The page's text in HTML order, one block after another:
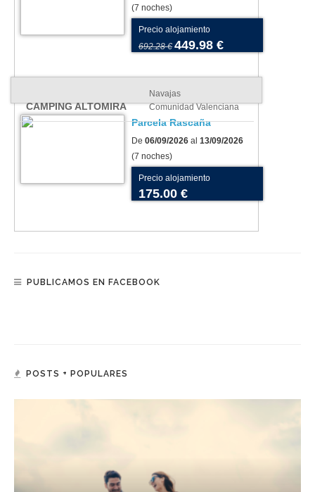
(7 noches)
Precio alojamiento
692.28 € 449.98 €
CAMPING ALTOMIRA
Navajas
Comunidad Valenciana
Parcela Rascaña
De 06/09/2026 al 13/09/2026
(7 noches)
Precio alojamiento
175.00 €
PUBLICAMOS EN FACEBOOK
POSTS + POPULARES